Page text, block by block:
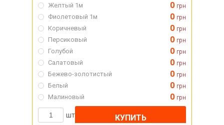
Желтый 1м 0 грн
Фиолетовый 1м 0 грн
Коричневый 0 грн
Персиковый 0 грн
Голубой 0 грн
Салатовый 0 грн
Бежево-золотистый 0 грн
Белый 0 грн
Малиновый 0 грн
шт КУПИТЬ